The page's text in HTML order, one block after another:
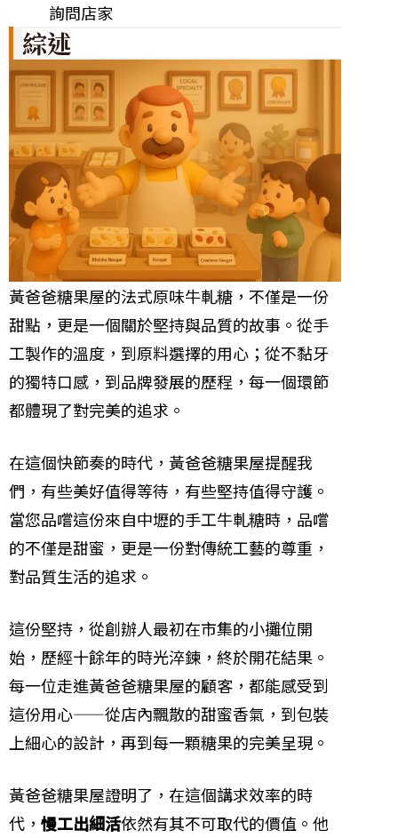
詢問店家
綜述
黃爸爸糖果屋的法式原味牛軋糖，不僅是一份
甜點，更是一個關於堅持與品質的故事。從手
工製作的溫度，到原料選擇的用心；從不黏牙
的獨特口感，到品牌發展的歷程，每一個環節
都體現了對完美的追求。
在這個快節奏的時代，黃爸爸糖果屋提醒我
們，有些美好值得等待，有些堅持值得守護。
當您品嚐這份來自中壢的手工牛軋糖時，品嚐
的不僅是甜蜜，更是一份對傳統工藝的尊重，
對品質生活的追求。
這份堅持，從創辦人最初在市集的小攤位開
始，歷經十餘年的時光淬鍊，終於開花結果。
每一位走進黃爸爸糖果屋的顧客，都能感受到
這份用心——從店內飄散的甜蜜香氣，到包裝
上細心的設計，再到每一顆糖果的完美呈現。
黃爸爸糖果屋證明了，在這個講求效率的時
代， 慢工出細活依然有其不可取代的價值。他